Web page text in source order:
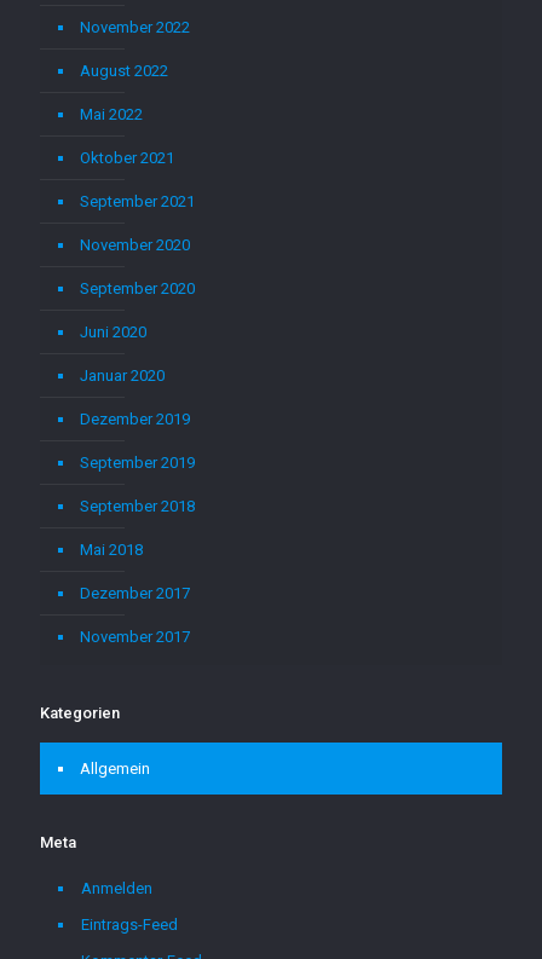
November 2022
August 2022
Mai 2022
Oktober 2021
September 2021
November 2020
September 2020
Juni 2020
Januar 2020
Dezember 2019
September 2019
September 2018
Mai 2018
Dezember 2017
November 2017
Kategorien
Allgemein
Meta
Anmelden
Eintrags-Feed